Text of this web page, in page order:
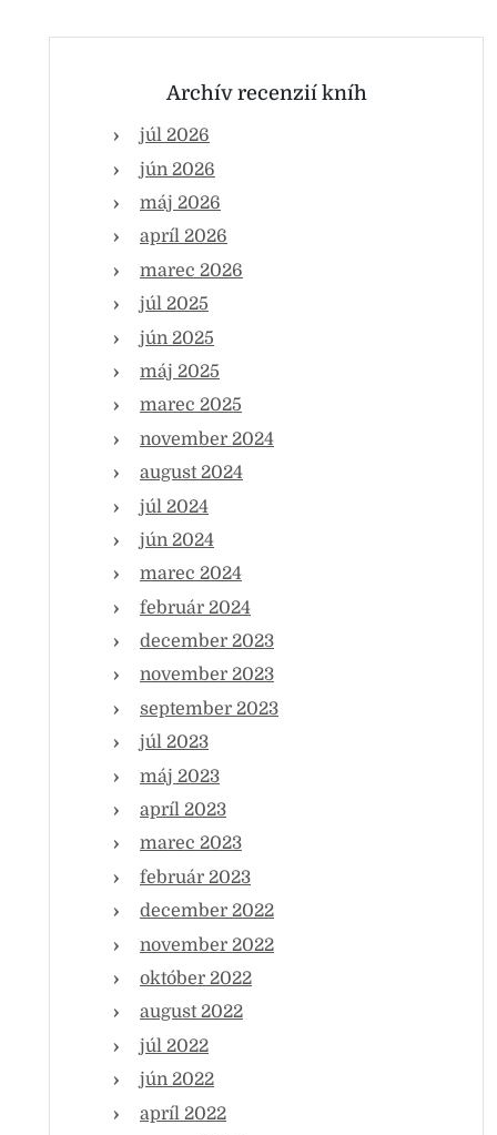
Archív recenzií kníh
júl 2026
jún 2026
máj 2026
apríl 2026
marec 2026
júl 2025
jún 2025
máj 2025
marec 2025
november 2024
august 2024
júl 2024
jún 2024
marec 2024
február 2024
december 2023
november 2023
september 2023
júl 2023
máj 2023
apríl 2023
marec 2023
február 2023
december 2022
november 2022
október 2022
august 2022
júl 2022
jún 2022
apríl 2022